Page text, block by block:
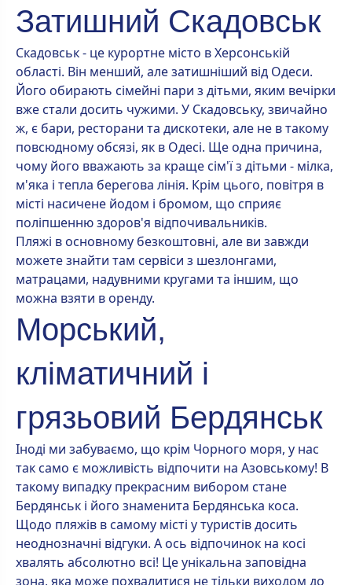
Затишний Скадовськ
Скадовськ - це курортне місто в Херсонській
області. Він менший, але затишніший від Одеси.
Його обирають сімейні пари з дітьми, яким вечірки
вже стали досить чужими. У Скадовську, звичайно
ж, є бари, ресторани та дискотеки, але не в такому
повсюдному обсязі, як в Одесі. Ще одна причина,
чому його вважають за краще сім'ї з дітьми - мілка,
м'яка і тепла берегова лінія. Крім цього, повітря в
місті насичене йодом і бромом, що сприяє
поліпшенню здоров'я відпочивальників.
Пляжі в основному безкоштовні, але ви завжди
можете знайти там сервіси з шезлонгами,
матрацами, надувними кругами та іншим, що
можна взяти в оренду.
Морський,
кліматичний і
грязьовий Бердянськ
Іноді ми забуваємо, що крім Чорного моря, у нас
так само є можливість відпочити на Азовському! В
такому випадку прекрасним вибором стане
Бердянськ і його знаменита Бердянська коса.
Щодо пляжів в самому місті у туристів досить
неоднозначні відгуки. А ось відпочинок на косі
хвалять абсолютно всі! Це унікальна заповідна
зона, яка може похвалитися не тільки виходом до